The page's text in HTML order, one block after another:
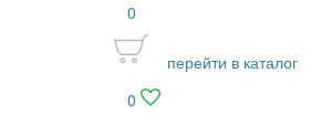
0
перейти в каталог
0